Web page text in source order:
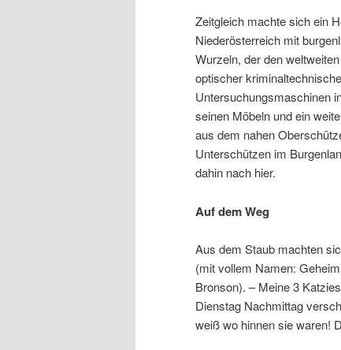
Zeitgleich machte sich ein
Niederösterreich mit
Wurzeln, der den
optischer
Untersuchungsmaschinen
seinen Möbeln und ein
aus dem nahen
Unterschützen im
dahin nach hier.
Auf dem Weg
Aus dem Staub machten
(mit vollem Namen:
Bronson). – Meine 3
Dienstag Nachmittag
weiß wo hinnen sie waren!